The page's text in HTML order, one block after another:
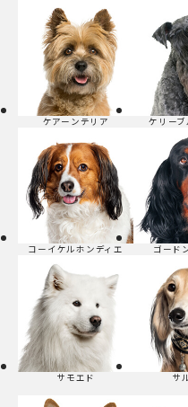
ケアーンテリア ケリー
コーイケルホンディエ ゴード
サモエド サ